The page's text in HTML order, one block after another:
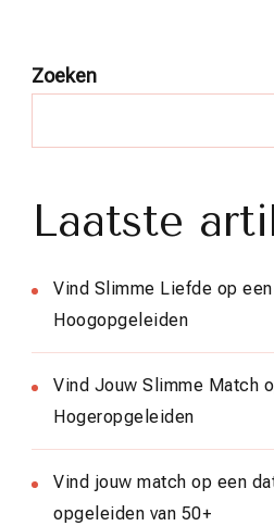
Zoeken
Laatste
Vind Slimme Liefde op
Hoogopgeleiden
Vind Jouw Slimme Match
Hogeropgeleiden
Vind jouw match op een
opgeleiden van 50+